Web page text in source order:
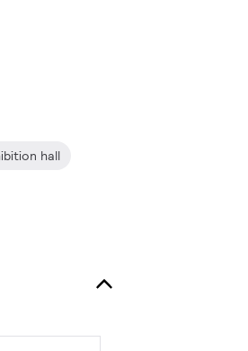
hall